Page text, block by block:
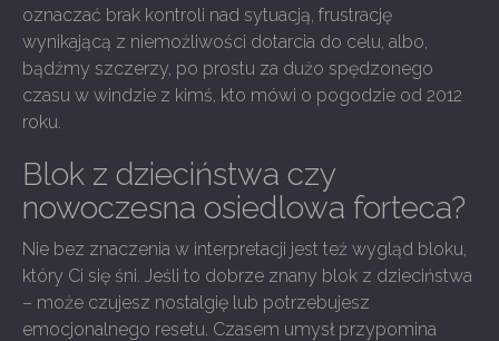
oznaczać brak kontroli nad sytuacją, frustrację
wynikającą z niemożliwości dotarcia do celu, albo,
bądźmy szczerzy, po prostu za dużo spędzonego
czasu w windzie z kimś, kto mówi o pogodzie od 2012
roku.
Blok z dzieciństwa czy
nowoczesna osiedlowa forteca?
Nie bez znaczenia w interpretacji jest też wygląd bloku,
który Ci się śni. Jeśli to dobrze znany blok z dzieciństwa
– może czujesz nostalgię lub potrzebujesz
emocjonalnego resetu. Czasem umysł przypomina